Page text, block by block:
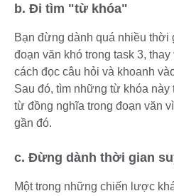
b. Đi tìm "từ khóa"
Bạn đừng dành quá nhiều thời
đoạn văn khó trong task 3,
cách đọc câu hỏi và khoanh
Sau đó, tìm những từ khóa
từ đồng nghĩa trong đoạn văn
gần đó.
c. Đừng dành thời gian
Một trong những chiến lược